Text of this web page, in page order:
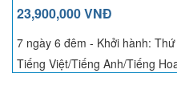
23,900,000 VNĐ
7 ngày 6 đêm - Khởi hành:
Tiếng Việt/Tiếng Anh/Tiếng